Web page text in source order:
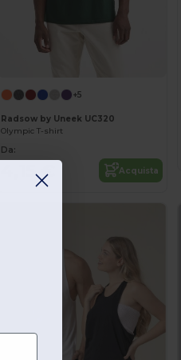
+5
Radsow by Uneek UC320
Olympic T-shirt
Da:
4,15 € Acquista